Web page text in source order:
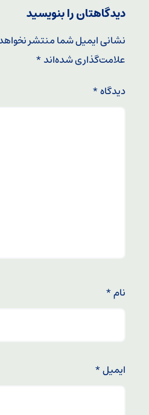
دیدگاهتان را بنویسید
نشانی ایمیل شما منتشر
علامت‌گذاری شده‌اند*
دیدگاه*
نام*
ایمیل*